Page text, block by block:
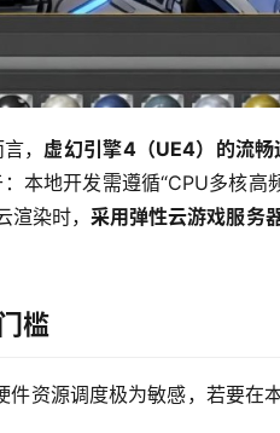
， 虚幻引擎4（UE4）的流畅
本地开发需遵循“CPU多核
染时， 采用弹性云游戏服务
槛
资源调度极为敏感，若要在